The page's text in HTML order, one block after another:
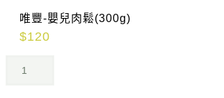
唯豐-嬰兒肉鬆(300g)
$120